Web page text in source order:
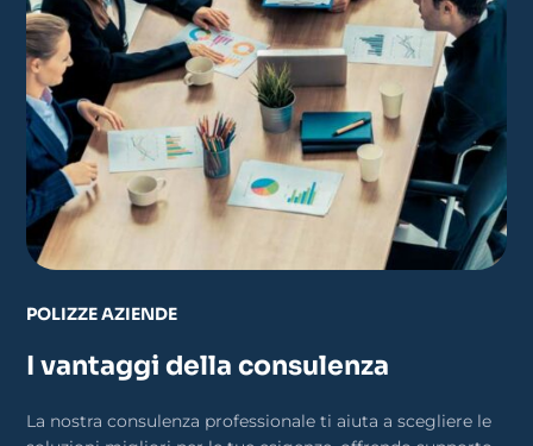
POLIZZE AZIENDE
I vantaggi della consulenza
La nostra consulenza professionale ti aiuta a scegliere le